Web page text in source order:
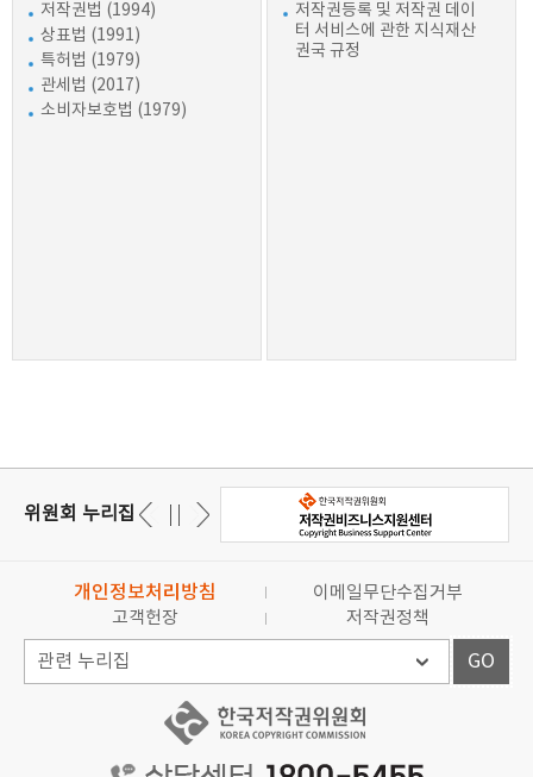
저작권법 (1994)
상표법 (1991)
특허법 (1979)
관세법 (2017)
소비자보호법 (1979)
저작권등록 및 저작권 데이
터 서비스에 관한 지식재산
권국 규정
위원회 누리집
개인정보처리방침
이메일무단수집거부
고객헌장
저작권정책
GO